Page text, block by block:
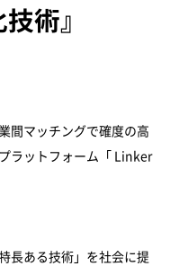
術』
間マッチングで確度の高
ラットフォーム「 Linker
長ある技術」を社会に提